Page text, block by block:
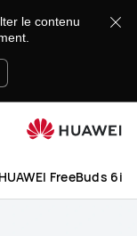
FreeBuds
le contenu
HUAWEI FreeBuds 6i